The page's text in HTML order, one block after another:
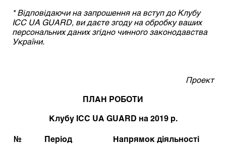
* Відповідаючи на запрошення на вступ до Клубу
ICC UА GUARD, ви даєте згоду на обробку ваших
персональних даних згідно чинного законодавства
України.
Проект
ПЛАН РОБОТИ
Клубу ICC UА GUARD на 2019 р.
№ Період Напрямок діяльності